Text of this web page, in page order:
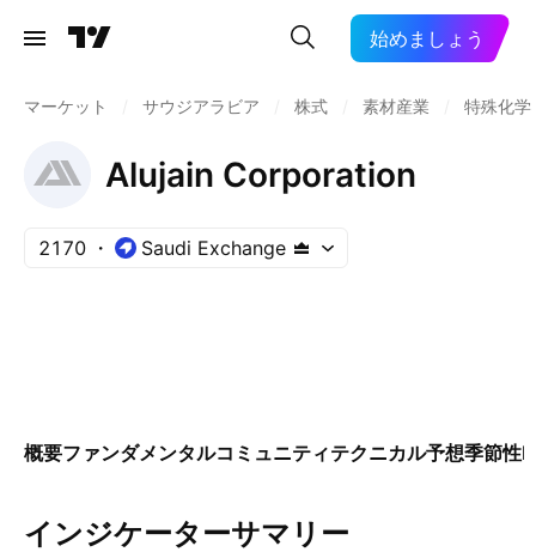
始めましょう
マーケット サウジアラビア 株式 素材産業 特殊化学
Alujain Corporation
2170 Saudi Exchange
概要ファンダメンタルコミュニティテクニカル予想季節性
インジケーターサマリー